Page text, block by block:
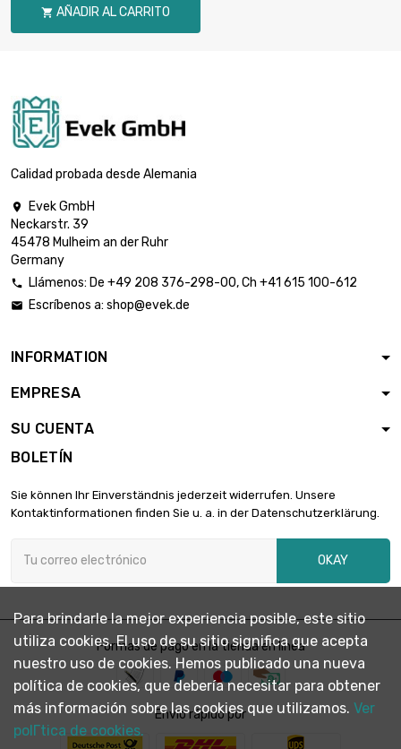
Peso : 2 500gr
(2.5kg)
Peso : 10 000gr
 AÑADIR AL CARRITO
Calidad probada desde Alemania

Evek GmbH
Neckarstr. 39
45478 Mulheim an der Ruhr
Germany
 Llámenos: De +49 208 376-298-00, Ch +41 615 100-612
 Escríbenos a: shop@evek.de
INFORMATION
EMPRESA
SU CUENTA
BOLETÍN
Sie können Ihr Einverständnis jederzeit widerrufen. Unsere
Kontaktinformationen finden Sie u. a. in der Datenschutzerklärung.
OKAY
Formas de pago en la tienda en línea
Envío rápido por
Para brindarle la mejor experiencia posible, este sitio
utiliza cookies. El uso de su sitio significa que acepta
nuestro uso de cookies. Hemos publicado una nueva
política de cookies, que debería necesitar para obtener
más información sobre las cookies que utilizamos. Ver
polГ­tica de cookies.